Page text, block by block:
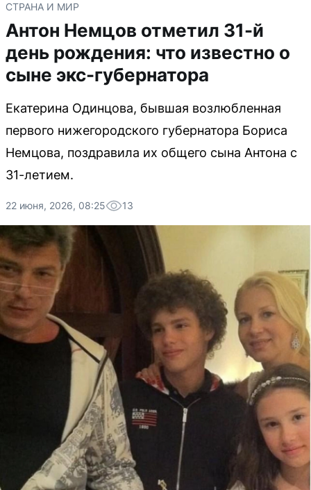
СТРАНА И МИР
Антон Немцов отметил 31-й
день рождения: что известно о
сыне экс-губернатора
Екатерина Одинцова, бывшая возлюбленная
первого нижегородского губернатора Бориса
Немцова, поздравила их общего сына Антона с
31-летием.
22 июня, 2026, 08:25 13